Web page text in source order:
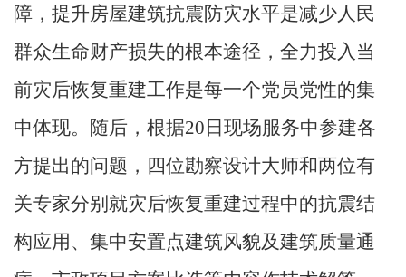
障，提升房屋建筑抗震防灾水平是减少人民
群众生命财产损失的根本途径，全力投入当
前灾后恢复重建工作是每一个党员党性的集
中体现。随后，根据20日现场服务中参建各
方提出的问题，四位勘察设计大师和两位有
关专家分别就灾后恢复重建过程中的抗震结
构应用、集中安置点建筑风貌及建筑质量通